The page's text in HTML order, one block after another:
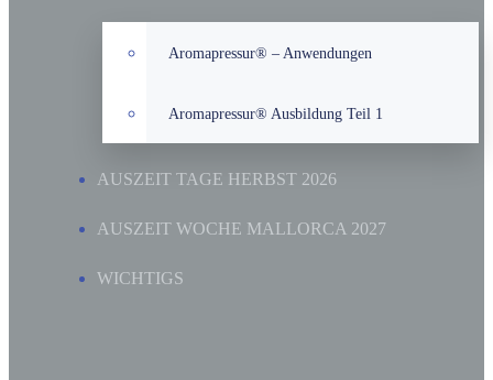
Aromapressur® – Anwendungen
Aromapressur® Ausbildung Teil 1
AUSZEIT TAGE HERBST 2026
AUSZEIT WOCHE MALLORCA 2027
WICHTIGS